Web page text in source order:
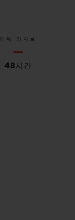
파워 리저브
48시간